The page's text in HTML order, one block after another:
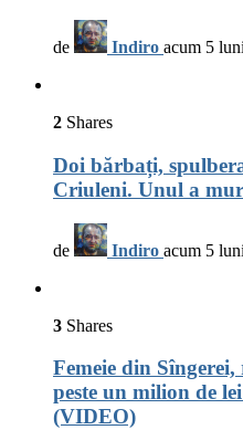
de Indiro acum 5 luni
2 Shares
Doi bărbați,
Criuleni. Unul a
de Indiro acum 5 luni
3 Shares
Femeie din
peste un milion de
(VIDEO)